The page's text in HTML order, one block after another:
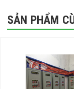
SẢN PHẨM